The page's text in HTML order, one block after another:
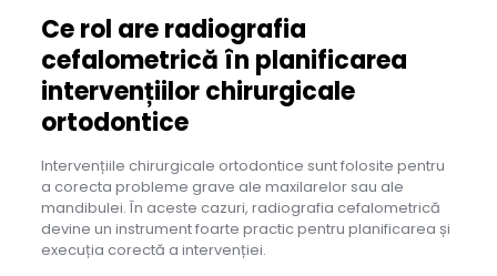
Ce rol are radiografia
cefalometrică în planificarea
intervențiilor chirurgicale
ortodontice
Intervențiile chirurgicale ortodontice sunt folosite pentru
a corecta probleme grave ale maxilarelor sau ale
mandibulei. În aceste cazuri, radiografia cefalometrică
devine un instrument foarte practic pentru planificarea și
execuția corectă a intervenției.